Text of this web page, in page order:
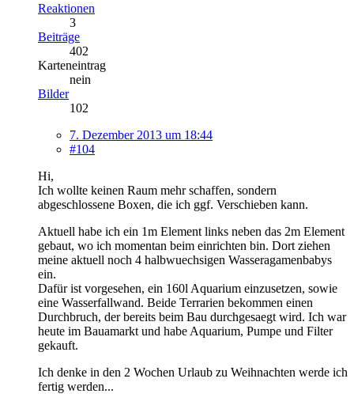
Reaktionen
3
Beiträge
402
Karteneintrag
nein
Bilder
102
7. Dezember 2013 um 18:44
#104
Hi,
Ich wollte keinen Raum mehr schaffen, sondern
abgeschlossene Boxen, die ich ggf. Verschieben kann.
Aktuell habe ich ein 1m Element links neben das 2m Element
gebaut, wo ich momentan beim einrichten bin. Dort ziehen
meine aktuell noch 4 halbwuechsigen Wasseragamenbabys
ein.
Dafür ist vorgesehen, ein 160l Aquarium einzusetzen, sowie
eine Wasserfallwand. Beide Terrarien bekommen einen
Durchbruch, der bereits beim Bau durchgesaegt wird. Ich war
heute im Bauamarkt und habe Aquarium, Pumpe und Filter
gekauft.
Ich denke in den 2 Wochen Urlaub zu Weihnachten werde ich
fertig werden...